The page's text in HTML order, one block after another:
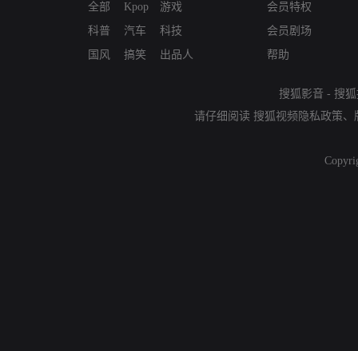
全部
科普
国风
Kpop
汽车
搞笑
游戏
科技
出品人
会员特权
会员剧场
帮助
搜狐影音 - 搜
请仔细阅读 搜狐视频隐私政策、